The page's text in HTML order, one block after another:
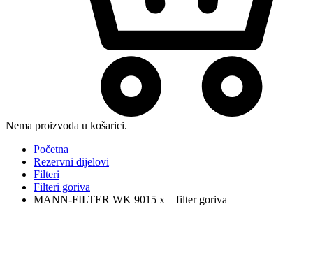
Nema proizvoda u košarici.
Početna
Rezervni dijelovi
Filteri
Filteri goriva
MANN-FILTER WK 9015 x – filter goriva